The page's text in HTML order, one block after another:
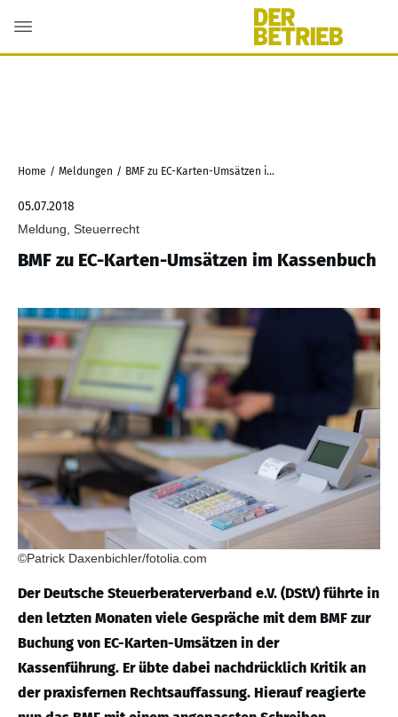
Home / Meldungen / BMF zu EC-Karten-Umsätzen im Kassenbuch
05.07.2018
Meldung, Steuerrecht
BMF zu EC-Karten-Umsätzen im Kassenbuch
©Patrick Daxenbichler/fotolia.com
Der Deutsche Steuerberaterverband e.V. (DStV) führte in
den letzten Monaten viele Gespräche mit dem BMF zur
Buchung von EC-Karten-Umsätzen in der
Kassenführung. Er übte dabei nachdrücklich Kritik an
der praxisfernen Rechtsauffassung. Hierauf reagierte